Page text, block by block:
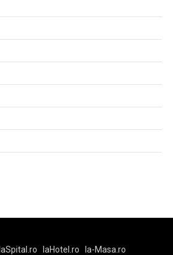
laSpital.ro laHotel.ro
la-Masa.ro